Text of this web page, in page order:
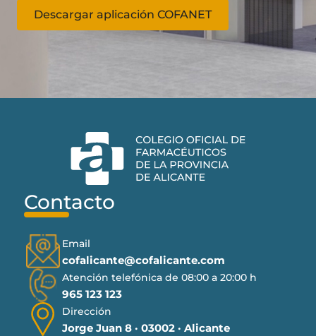
Descargar aplicación COFANET
Contacto
Email
cofalicante@cofalicante.com
Atención telefónica de 08:00 a 20:00 h
965 123 123
Dirección
Jorge Juan 8 · 03002 · Alicante